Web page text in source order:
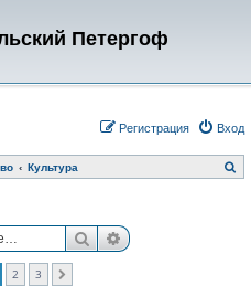
Петергоф
Вход
Регистрация
Культура
о
ПоискРасширенный
2 3